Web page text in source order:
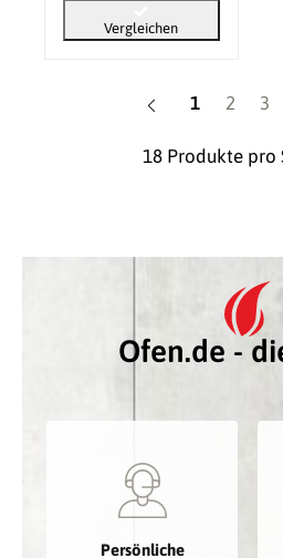
Vergleichen
Seite
1 Seite
2 3
Ofen.de -
Persönliche